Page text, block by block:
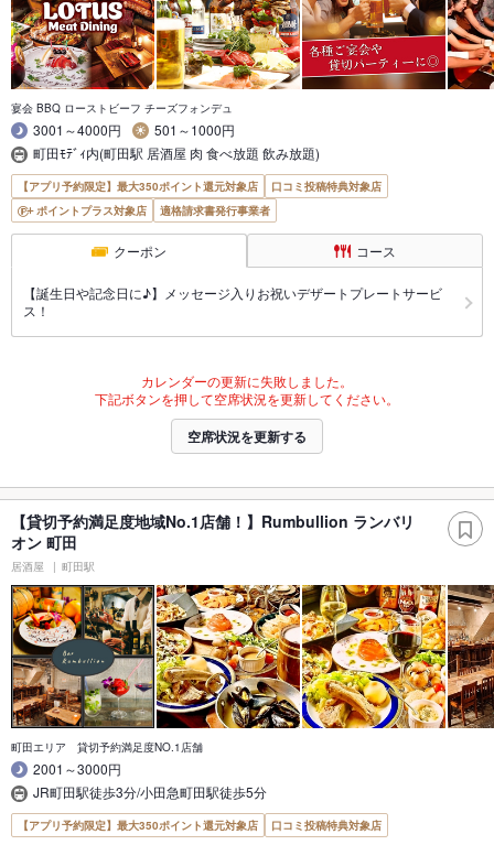
宴会 BBQ ローストビーフ チーズフォンデュ
3001～4000円
501～1000円
町田ﾓﾃﾞｨ内(町田駅 居酒屋 肉 食べ放題 飲み放題)
【アプリ予約限定】最大350ポイント還元対象店
口コミ投稿特典対象店
ポイントプラス対象店
適格請求書発行事業者
クーポン コース
【誕生日や記念日に♪】メッセージ入りお祝いデザートプレートサービ
ス！
カレンダーの更新に失敗しました。
下記ボタンを押して空席状況を更新してください。
空席状況を更新する
【貸切予約満足度地域No.1店舗！】Rumbullion ランバリ
オン 町田
居酒屋 町田駅
町田エリア 貸切予約満足度NO.1店舗
2001～3000円
JR町田駅徒歩3分/小田急町田駅徒歩5分
【アプリ予約限定】最大350ポイント還元対象店 口コミ投稿特典対象店